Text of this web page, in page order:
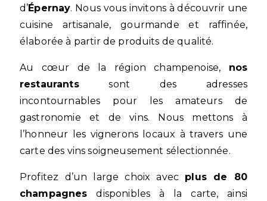
d’Épernay. Nous vous invitons à découvrir une
cuisine artisanale, gourmande et raffinée,
élaborée à partir de produits de qualité.
Au cœur de la région champenoise, nos
restaurantssont des adresses
incontournables pour les amateurs de
gastronomie et de vins. Nous mettons à
l’honneur les vignerons locaux à travers une
carte des vins soigneusement sélectionnée.
Profitez d’un large choix avec plus de 80
champagnes disponibles à la carte, ainsi